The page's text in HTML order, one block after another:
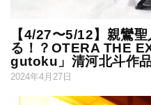
【4/27〜5/12】親鸞
る！？OTERA THE
gutoku」清河北斗作
2024年4月27日